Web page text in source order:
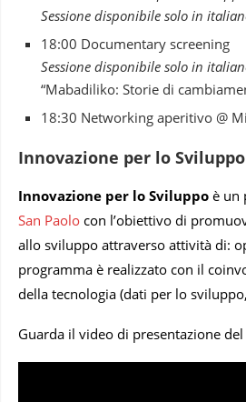
Sessione disponibile solo in
18:00 Documentary screening
Sessione disponibile solo in
“Mabadiliko: Storie di
18:30 Networking aperitivo @
Innovazione per lo Sviluppo
Innovazione per lo Sviluppo è un
San Paolo con l’obiettivo di
allo sviluppo attraverso attività di:
programma è realizzato con il
della tecnologia (dati per lo
Guarda il video di presentazione